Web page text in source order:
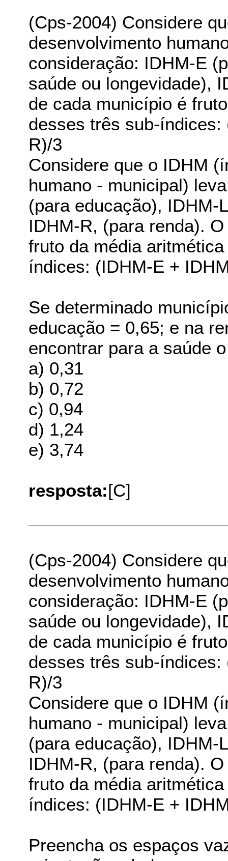
(Cps-2004) Considere
desenvolvimento
consideração: IDHM-E
saúde ou longevidade),
de cada município é
desses três sub-
R)/3
Considere que o IDHM
humano - municipal)
(para educação), IDHM-
IDHM-R, (para renda).
fruto da média
índices: (IDHM-E +
Se determinado
educação = 0,65; e na
encontrar para a saúde
a) 0,31
b) 0,72
c) 0,94
d) 1,24
e) 3,74
resposta:[C]
(Cps-2004) Considere
desenvolvimento
consideração: IDHM-E
saúde ou longevidade),
de cada município é
desses três sub-
R)/3
Considere que o IDHM
humano - municipal)
(para educação), IDHM-
IDHM-R, (para renda).
fruto da média
índices: (IDHM-E +
Preencha os espaços